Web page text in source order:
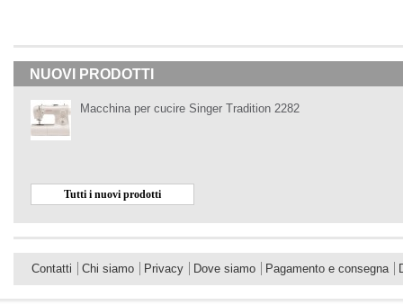
NUOVI PRODOTTI
Macchina per cucire Singer Tradition 2282
Tutti i nuovi prodotti
Contatti Chi siamo Privacy Dove siamo Pagamento e consegna